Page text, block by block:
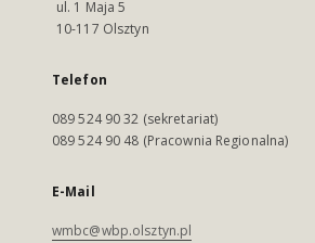
ul. 1 Maja 5
10-117 Olsztyn
Telefon
089 524 90 32 (sekretariat)
089 524 90 48 (Pracownia Regionalna)
E-Mail
wmbc@wbp.olsztyn.pl